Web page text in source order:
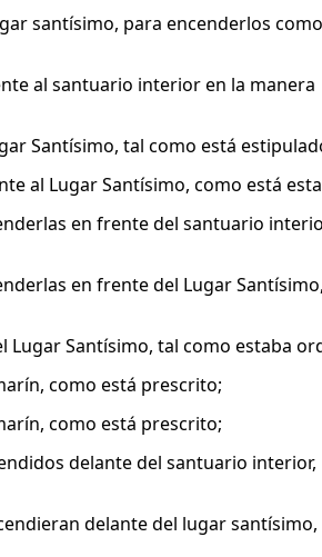
santísimo, para encenderlos
al santuario interior en la manera
Santísimo, tal como está
al Lugar Santísimo, como está
en frente del santuario
en frente del Lugar
Santísimo, tal como estaba
como está prescrito;
como está prescrito;
delante del santuario interior,
delante del lugar santísimo,